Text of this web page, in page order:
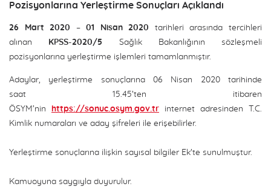
Pozisyonlarına Yerleştirme Sonuçları Açıklandı
26 Mart 2020 – 01 Nisan 2020 tarihleri arasında tercihleri
alınan KPSS-2020/5 Sağlık Bakanlığının sözleşmeli
pozisyonlarına yerleştirme işlemleri tamamlanmıştır.
Adaylar, yerleştirme sonuçlarına 06 Nisan 2020 tarihinde
saat 15.45’ten itibaren
ÖSYM’nin https://sonuc.osym.gov.tr internet adresinden T.C.
Kimlik numaraları ve aday şifreleri ile erişebilirler.
Yerleştirme sonuçlarına ilişkin sayısal bilgiler Ek'te sunulmuştur.
Kamuoyuna saygıyla duyurulur.